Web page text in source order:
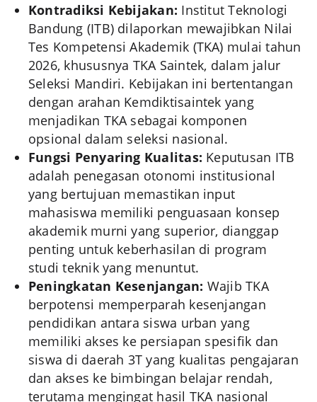
Kontradiksi Kebijakan: Institut Teknologi
Bandung (ITB) dilaporkan mewajibkan Nilai
Tes Kompetensi Akademik (TKA) mulai tahun
2026, khususnya TKA Saintek, dalam jalur
Seleksi Mandiri. Kebijakan ini bertentangan
dengan arahan Kemdiktisaintek yang
menjadikan TKA sebagai komponen
opsional dalam seleksi nasional.
Fungsi Penyaring Kualitas: Keputusan ITB
adalah penegasan otonomi institusional
yang bertujuan memastikan input
mahasiswa memiliki penguasaan konsep
akademik murni yang superior, dianggap
penting untuk keberhasilan di program
studi teknik yang menuntut.
Peningkatan Kesenjangan: Wajib TKA
berpotensi memperparah kesenjangan
pendidikan antara siswa urban yang
memiliki akses ke persiapan spesifik dan
siswa di daerah 3T yang kualitas pengajaran
dan akses ke bimbingan belajar rendah,
terutama mengingat hasil TKA nasional